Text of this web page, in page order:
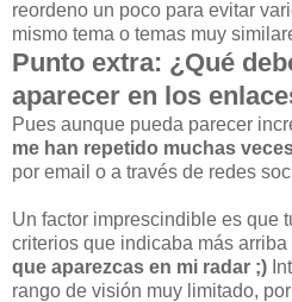
reordeno un poco para evitar
mismo tema o temas muy
Punto extra: ¿Qué
aparecer en los
Pues aunque pueda parecer
me han repetido muchas
por email o a través de redes
Un factor imprescindible es que
criterios que indicaba más arriba
que aparezcas en mi radar ;)
rango de visión muy limitado,